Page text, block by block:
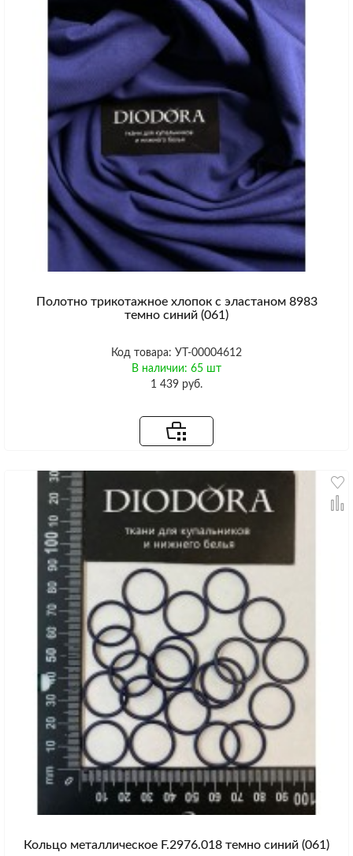
Полотно трикотажное хлопок с эластаном 8983
темно синий (061)
Код товара: УТ-00004612
В наличии: 65 шт
1 439 руб.
Кольцо металлическое F.2976.018 темно синий (061)